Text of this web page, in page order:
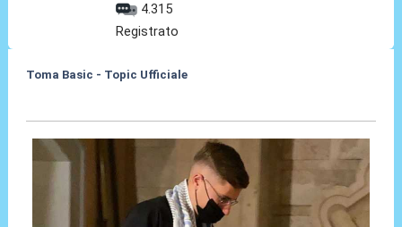
4.315
Registrato
Toma Basic - Topic Ufficiale